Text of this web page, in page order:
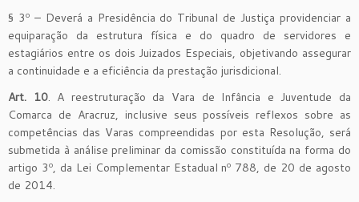
§ 3º – Deverá a Presidência do Tribunal de Justiça providenciar a
equiparação da estrutura física e do quadro de servidores e
estagiários entre os dois Juizados Especiais, objetivando assegurar
a continuidade e a eficiência da prestação jurisdicional.
Art. 10. A reestruturação da Vara de Infância e Juventude da
Comarca de Aracruz, inclusive seus possíveis reflexos sobre as
competências das Varas compreendidas por esta Resolução, será
submetida à análise preliminar da comissão constituída na forma do
artigo 3º, da Lei Complementar Estadual nº 788, de 20 de agosto
de 2014.